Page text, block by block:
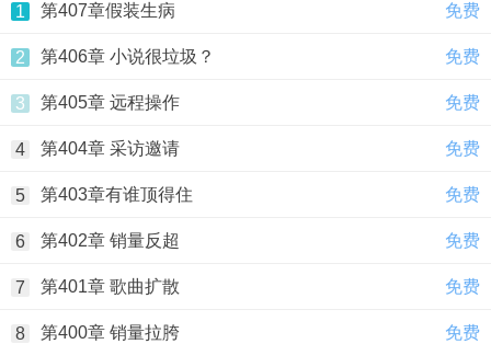
1 第407章假装生病 免费
2 第406章 小说很垃圾？ 免费
3 第405章 远程操作 免费
4 第404章 采访邀请 免费
5 第403章有谁顶得住 免费
6 第402章 销量反超 免费
7 第401章 歌曲扩散 免费
8 第400章 销量拉胯 免费